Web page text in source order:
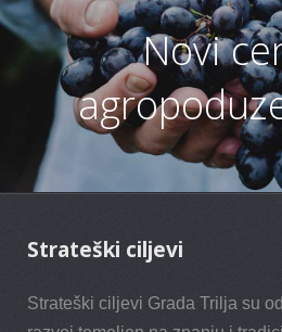
Novi
Strateški ciljevi
Strateški ciljevi Grada Trilja su